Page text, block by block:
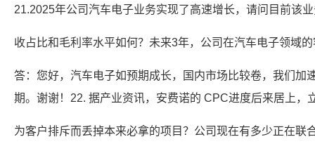
21.2025年公司汽车电子业务实现了高速增长，请问目前该
收占比和毛利率水平如何？未来3年，公司在汽车电子领域
答：您好，汽车电子如预期成长，国内市场比较卷，我们加
期。谢谢！22. 据产业资讯，安费诺的 CPC进度后来居上，
为客户排斥而丢掉本来必拿的项目？公司现在有多少正在联